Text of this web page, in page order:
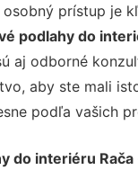
prístup je
podlahy do
aj odborné
aby ste mali
podľa vašich
do interiéru Rača